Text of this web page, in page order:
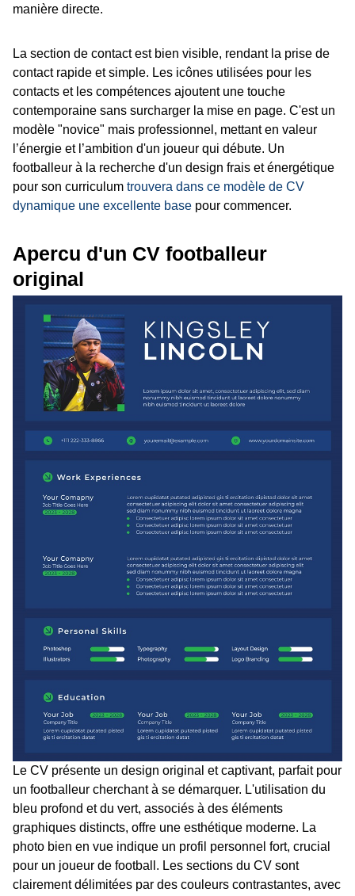
manière directe.
La section de contact est bien visible, rendant la prise de
contact rapide et simple. Les icônes utilisées pour les
contacts et les compétences ajoutent une touche
contemporaine sans surcharger la mise en page. C'est un
modèle "novice" mais professionnel, mettant en valeur
l’énergie et l’ambition d'un joueur qui débute. Un
footballeur à la recherche d'un design frais et énergétique
pour son curriculum trouvera dans ce modèle de CV
dynamique une excellente base pour commencer.
Apercu d'un CV footballeur
original
Le CV présente un design original et captivant, parfait pour
un footballeur cherchant à se démarquer. L'utilisation du
bleu profond et du vert, associés à des éléments
graphiques distincts, offre une esthétique moderne. La
photo bien en vue indique un profil personnel fort, crucial
pour un joueur de football. Les sections du CV sont
clairement délimitées par des couleurs contrastantes, avec